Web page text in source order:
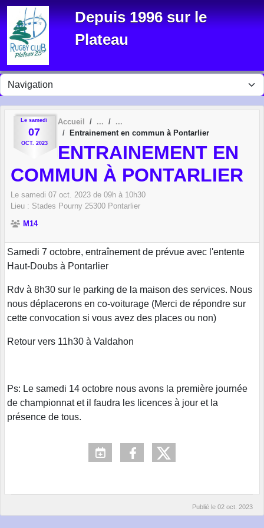
Depuis 1996 sur le
Plateau
Le samedi
07
OCT. 2023
Accueil
Entrainement en commun à Pontarlier
ENTRAINEMENT EN
COMMUN À PONTARLIER
Le samedi 07 oct. 2023 de 09h à 10h30
Lieu : Stades Pourny 25300 Pontarlier
M14
Samedi 7 octobre, entraînement de prévue avec l'entente
Haut-Doubs à Pontarlier
Rdv à 8h30 sur le parking de la maison des services. Nous
nous déplacerons en co-voiturage (Merci de répondre sur
cette convocation si vous avez des places ou non)
Retour vers 11h30 à Valdahon
Ps: Le samedi 14 octobre nous avons la première journée
de championnat et il faudra les licences à jour et la
présence de tous.
Publié le 02 oct. 2023
Panneau de gestion des cookies